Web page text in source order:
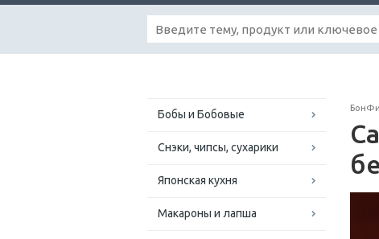
Бобы и Бобовые
Снэки, чипсы, сухарики
Японская кухня
Макароны и лапша